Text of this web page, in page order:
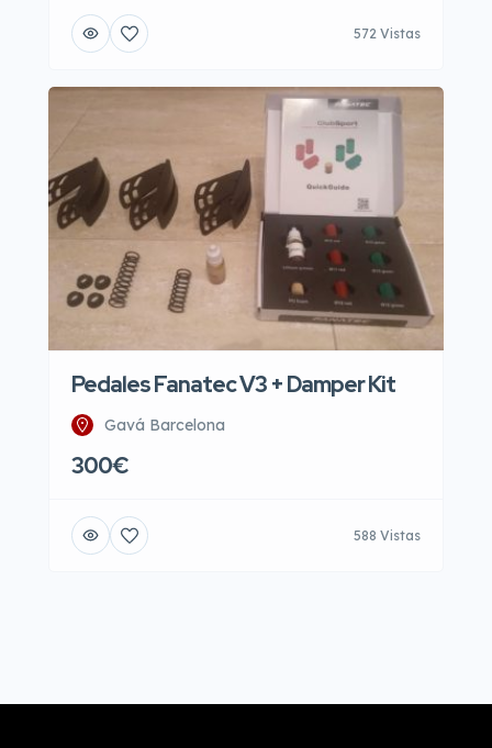
572 Vistas
Pedales Fanatec V3 + Damper Kit
Gavá Barcelona
300€
588 Vistas